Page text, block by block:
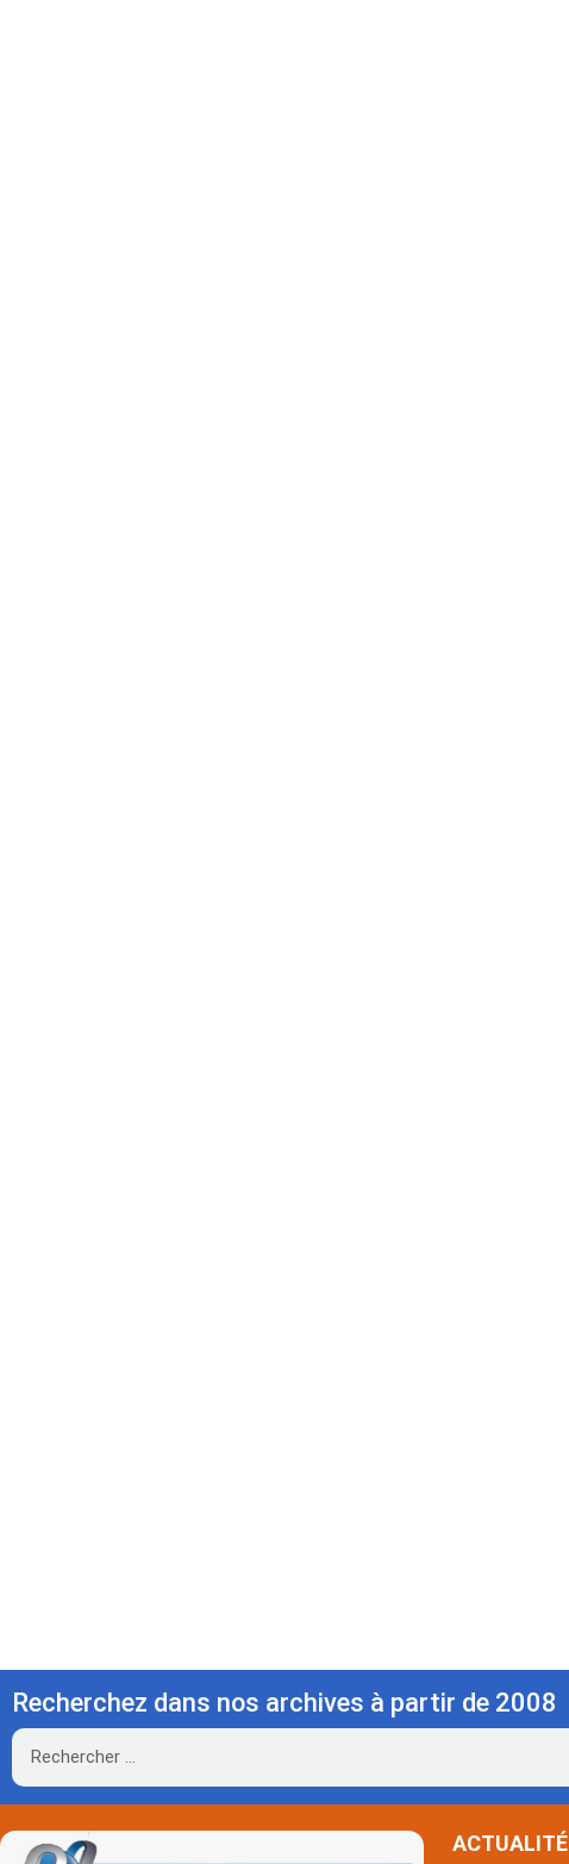
Recherchez dans nos archives à partir de 2008
Rechercher
ACTUALITÉ